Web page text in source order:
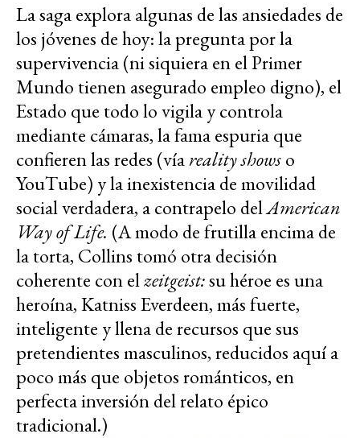
La saga explora algunas de las ansiedades de
los jóvenes de hoy: la pregunta por la
supervivencia (ni siquiera en el Primer
Mundo tienen asegurado empleo digno), el
Estado que todo lo vigila y controla
mediante cámaras, la fama espuria que
confieren las redes (víareality showso
YouTube) y la inexistencia de movilidad
social verdadera, a contrapelo delAmerican
Way of Life. (A modo de frutilla encima de
la torta, Collins tomó otra decisión
coherente con elzeitgeist:su héroe es una
heroína, Katniss Everdeen, más fuerte,
inteligente y llena de recursos que sus
pretendientes masculinos, reducidos aquí a
poco más que objetos románticos, en
perfecta inversión del relato épico
tradicional.)